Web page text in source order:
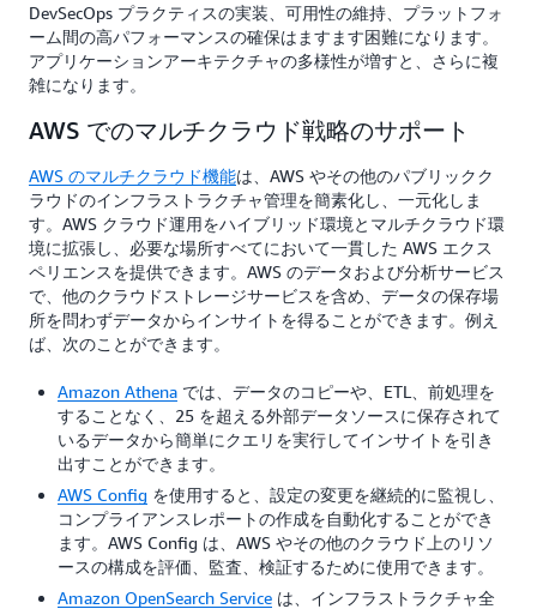
DevSecOps プラクティスの実装、可用性の維持、プラットフォ
ーム間の高パフォーマンスの確保はますます困難になります。
アプリケーションアーキテクチャの多様性が増すと、さらに複
雑になります。
AWS でのマルチクラウド戦略のサポート
AWS のマルチクラウド機能は、AWS やその他のパブリックク
ラウドのインフラストラクチャ管理を簡素化し、一元化しま
す。AWS クラウド運用をハイブリッド環境とマルチクラウド環
境に拡張し、必要な場所すべてにおいて一貫した AWS エクス
ペリエンスを提供できます。AWS のデータおよび分析サービス
で、他のクラウドストレージサービスを含め、データの保存場
所を問わずデータからインサイトを得ることができます。例え
ば、次のことができます。
Amazon Athena では、データのコピーや、ETL、前処理を
することなく、25 を超える外部データソースに保存されて
いるデータから簡単にクエリを実行してインサイトを引き
出すことができます。
AWS Config を使用すると、設定の変更を継続的に監視し、
コンプライアンスレポートの作成を自動化することができ
ます。AWS Config は、AWS やその他のクラウド上のリソ
ースの構成を評価、監査、検証するために使用できます。
Amazon OpenSearch Service は、インフラストラクチャ全